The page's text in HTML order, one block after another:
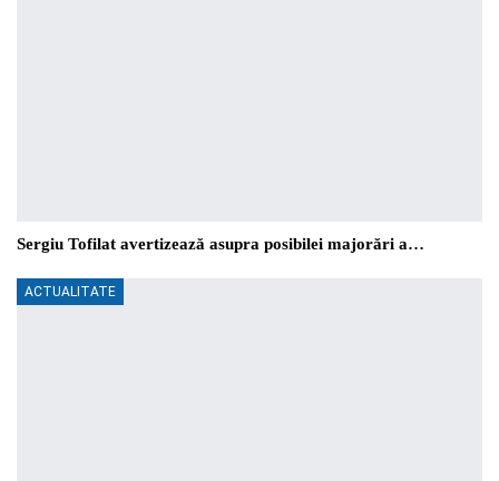
Sergiu Tofilat avertizează asupra posibilei majorări a…
ACTUALITATE